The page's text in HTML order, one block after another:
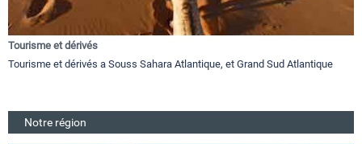
Tourisme et dérivés
Tourisme et dérivés a Souss Sahara Atlantique, et Grand Sud Atlantique
Notre région